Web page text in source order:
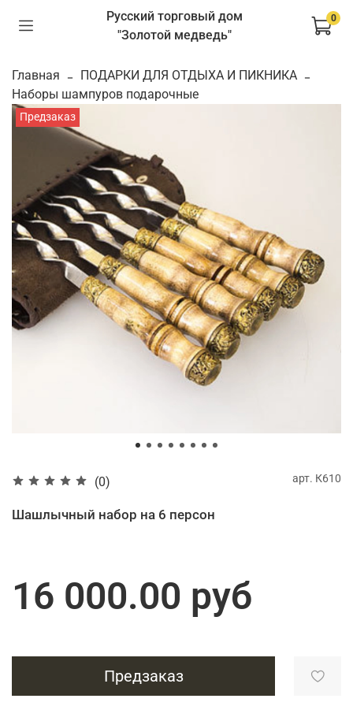
Русский торговый дом
"Золотой медведь"
0
Главная
ПОДАРКИ ДЛЯ ОТДЫХА И ПИКНИКА
Наборы шампуров подарочные
Предзаказ
(0) арт. К610
Шашлычный набор на 6 персон
16 000.00 руб
Предзаказ